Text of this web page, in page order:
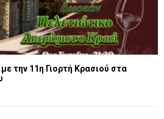
την 11η Γιορτή Κρασιού στα